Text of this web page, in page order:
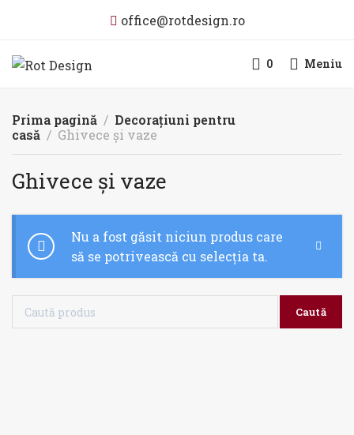
office@rotdesign.ro
0 Meniu
Prima pagină
Decorațiuni pentru
casă
Ghivece și vaze
Ghivece și vaze
Nu a fost găsit niciun produs care
să se potrivească cu selecția ta.
Caută